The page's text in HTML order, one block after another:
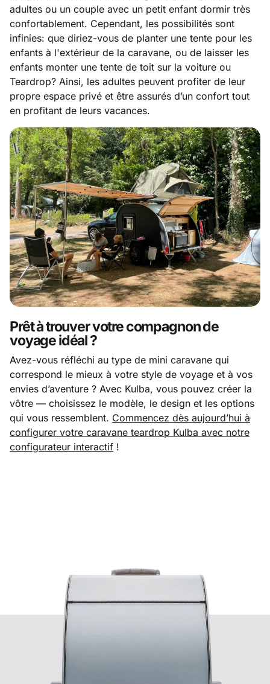
adultes ou un couple avec un petit enfant dormir très
confortablement. Cependant, les possibilités sont
infinies: que diriez-vous de planter une tente pour les
enfants à l'extérieur de la caravane, ou de laisser les
enfants monter une tente de toit sur la voiture ou
Teardrop? Ainsi, les adultes peuvent profiter de leur
propre espace privé et être assurés d’un confort tout
en profitant de leurs vacances.
Prêt à trouver votre compagnon de
voyage idéal ?
Avez-vous réfléchi au type de mini caravane qui
correspond le mieux à votre style de voyage et à vos
envies d’aventure ? Avec Kulba, vous pouvez créer la
vôtre — choisissez le modèle, le design et les options
qui vous ressemblent. Commencez dès aujourd’hui à
configurer votre caravane teardrop Kulba avec notre
configurateur interactif !